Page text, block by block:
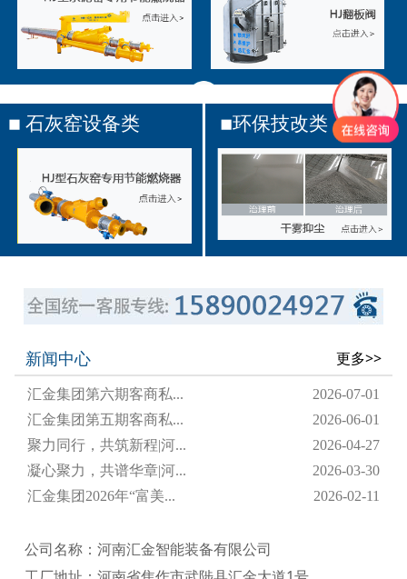
石灰窑设备类 环保技改类
新闻中心 更多>>
汇金集团第六期客商私...
2026-07-01
汇金集团第五期客商私...
2026-06-01
聚力同行，共筑新程|河...
2026-04-27
凝心聚力，共谱华章|河...
2026-03-30
汇金集团2026年“富美...
2026-02-11
公司名称：河南汇金智能装备有限公司